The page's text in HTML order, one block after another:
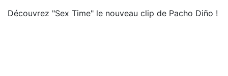
Découvrez "Sex Time" le nouveau clip de Pacho Diño !